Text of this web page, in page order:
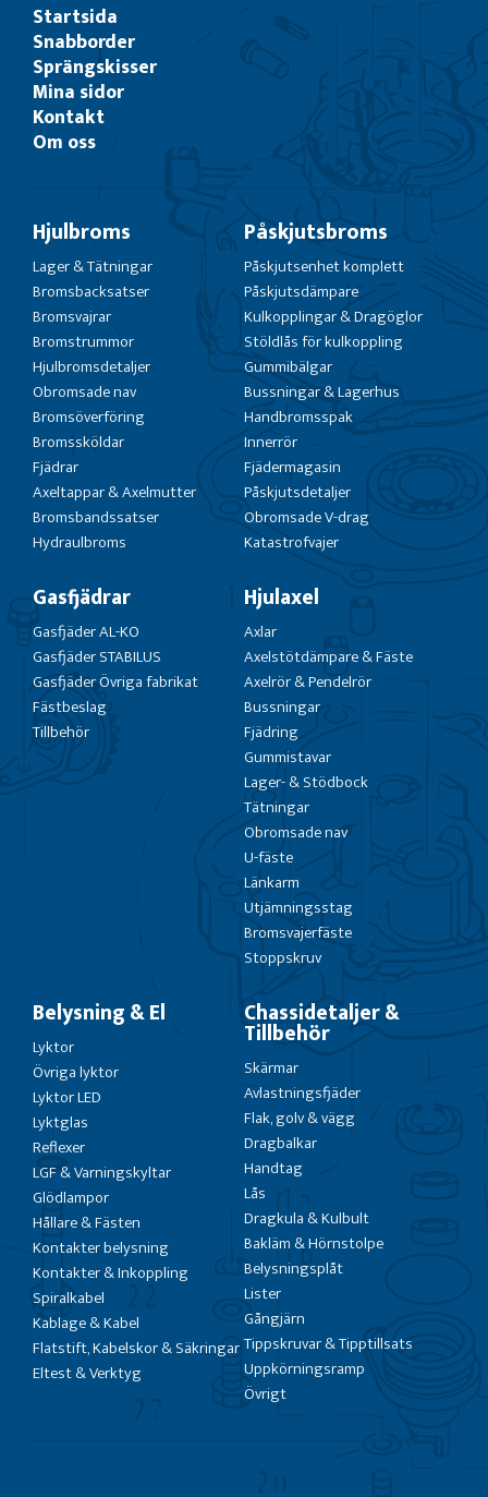
Startsida
Snabborder
Sprängskisser
Mina sidor
Kontakt
Om oss
Hjulbroms
Lager & Tätningar
Bromsbacksatser
Bromsvajrar
Bromstrummor
Hjulbromsdetaljer
Obromsade nav
Bromsöverföring
Bromssköldar
Fjädrar
Axeltappar & Axelmutter
Bromsbandssatser
Hydraulbroms
Påskjutsbroms
Påskjutsenhet komplett
Påskjutsdämpare
Kulkopplingar & Dragöglor
Stöldlås för kulkoppling
Gummibälgar
Bussningar & Lagerhus
Handbromsspak
Innerrör
Fjädermagasin
Påskjutsdetaljer
Obromsade V-drag
Katastrofvajer
Gasfjädrar
Gasfjäder AL-KO
Gasfjäder STABILUS
Gasfjäder Övriga fabrikat
Fästbeslag
Tillbehör
Hjulaxel
Axlar
Axelstötdämpare & Fäste
Axelrör & Pendelrör
Bussningar
Fjädring
Gummistavar
Lager- & Stödbock
Tätningar
Obromsade nav
U-fäste
Länkarm
Utjämningsstag
Bromsvajerfäste
Stoppskruv
Belysning & El
Lyktor
Övriga lyktor
Lyktor LED
Lyktglas
Reflexer
LGF & Varningskyltar
Glödlampor
Hållare & Fästen
Kontakter belysning
Kontakter & Inkoppling
Spiralkabel
Kablage & Kabel
Flatstift, Kabelskor & Säkringar
Eltest & Verktyg
Chassidetaljer &
Tillbehör
Skärmar
Avlastningsfjäder
Flak, golv & vägg
Dragbalkar
Handtag
Lås
Dragkula & Kulbult
Bakläm & Hörnstolpe
Belysningsplåt
Lister
Gångjärn
Tippskruvar & Tipptillsats
Uppkörningsramp
Övrigt